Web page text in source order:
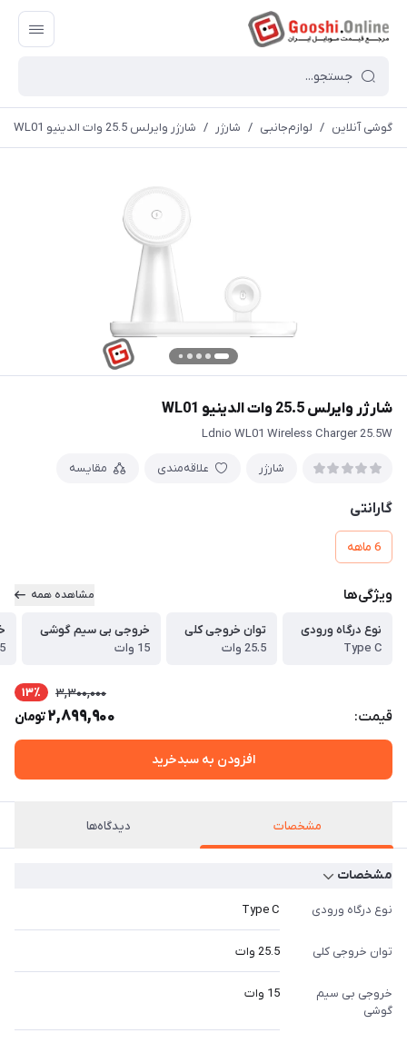
گوشی آنلاین / لوازم‌جانبی / شارژر / شارژر وایرلس 25.5 وات الدینیو WL01
شارژر وایرلس 25.5 وات الدینیو WL01
Ldnio WL01 Wireless Charger 25.5W
شارژر علاقه‌مندی مقایسه
گارانتی
6 ماهه
ویژگی‌ها مشاهده همه
نوع درگاه ورودی
Type C
توان خروجی کلی
25.5 وات
خروجی بی سیم گوشی
15 وات
قیمت:
3,300,000 13٪
2,899,900تومان
افزودن به سبدخرید
مشخصات دیدگاه‌ها
مشخصات
نوع درگاه ورودی Type C
توان خروجی کلی 25.5 وات
خروجی بی سیم
گوشی
15 وات